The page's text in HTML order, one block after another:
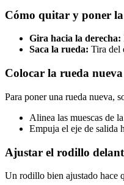
Cómo quitar y poner
Gira hacia la derecha:
Saca la rueda: Tira del
Colocar la rueda nueva
Para poner una rueda nueva,
Alinea las muescas de
Empuja el eje de salida
Ajustar el rodillo
Un rodillo bien ajustado hace